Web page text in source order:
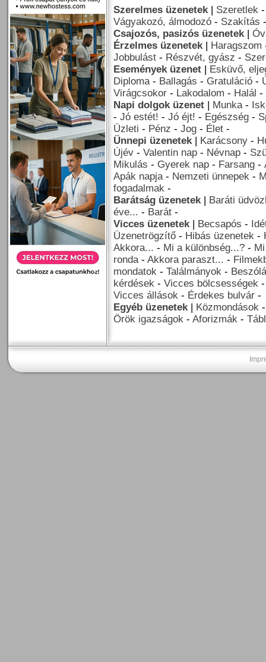
Szerelmes üzenetek| Szeretlek
Vágyakozó, álmodozó - Szakítás
Csajozós, pasizós üzenetek|
Érzelmes üzenetek| Haragszom
Jobbulást - Részvét, gyász -
Események üzenet | Esküvő,
Diploma- Ballagás - Gratuláció -
Virágcsokor - Lakodalom - Halál -
Napi dolgok üzenet | Munka-
- Jó estét! - Jó éjt! - Egészség -
Üzleti - Pénz - Jog - Élet -
Ünnepi üzenetek| Karácsony -
Újév - Valentin nap - Névnap -
Mikulás - Gyerek nap - Farsang -
Apák napja- Nemzeti ünnepek -
fogadalmak -
Barátság üzenetek| Baráti
éve... - Barát -
Vicces üzenetek| Becsapós -
Üzenetrögzítő - Hibás üzenetek -
Akkora... - Mi a különbség...? -
ronda- Akkora paraszt... -
mondatok - Találmányok -
kérdések - Vicces bölcsességek
Vicces állások - Érdekes bulvár -
Egyéb üzenetek| Közmondások
Örök igazságok - Aforizmák -